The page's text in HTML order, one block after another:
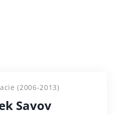
(2006-2013)
Savov